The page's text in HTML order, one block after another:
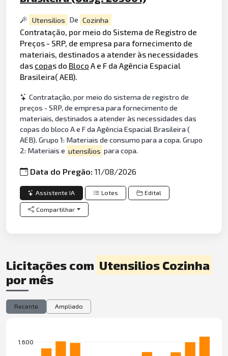
Utensilios De Cozinha
Contratação, por meio do Sistema de Registro de
Preços - SRP, de empresa para fornecimento de
materiais, destinados a atender às necessidades
das copas do Bloco A e F da Agência Espacial
Brasileira( AEB).
Contratação, por meio do sistema de registro de
preços - SRP, de empresa para fornecimento de
materiais, destinados a atender às necessidades das
copas do bloco A e F da Agência Espacial Brasileira (
AEB). Grupo 1: Materiais de consumo para a copa. Grupo
2: Materiais e utensílios para copa.
Data do Pregão:11/08/2026
Assistente IA Lotes Edital
Compartilhar
Licitações com Utensilios Cozinha
por mês
Recente Ampliado